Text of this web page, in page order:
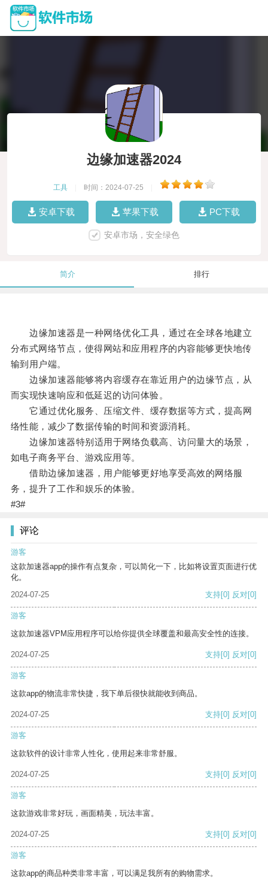
边缘加速器2024
工具 时间：2024-07-25
安卓下载 苹果下载 PC下载
安卓市场，安全绿色
简介 排行
边缘加速器是一种网络优化工具，通过在全球各地建立
分布式网络节点，使得网站和应用程序的内容能够更快地传
输到用户端。
边缘加速器能够将内容缓存在靠近用户的边缘节点，从
而实现快速响应和低延迟的访问体验。
它通过优化服务、压缩文件、缓存数据等方式，提高网
络性能，减少了数据传输的时间和资源消耗。
边缘加速器特别适用于网络负载高、访问量大的场景，
如电子商务平台、游戏应用等。
借助边缘加速器，用户能够更好地享受高效的网络服
务，提升了工作和娱乐的体验。
#3#
评论
游客
这款加速器app的操作有点复杂，可以简化一下，比如将设置页面进行优
化。
2024-07-25
支持[0] 反对[0]
游客
这款加速器VPM应用程序可以给你提供全球覆盖和最高安全性的连接。
2024-07-25 支持[0] 反对[0]
游客
这款app的物流非常快捷，我下单后很快就能收到商品。
2024-07-25 支持[0] 反对[0]
游客
这款软件的设计非常人性化，使用起来非常舒服。
2024-07-25 支持[0] 反对[0]
游客
这款游戏非常好玩，画面精美，玩法丰富。
2024-07-25 支持[0] 反对[0]
游客
这款app的商品种类非常丰富，可以满足我所有的购物需求。